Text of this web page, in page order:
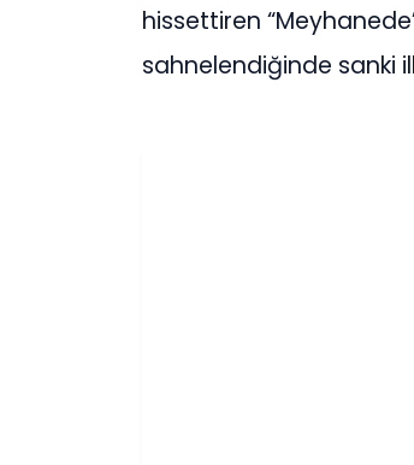
hissettiren
sahnelendiğinde sanki